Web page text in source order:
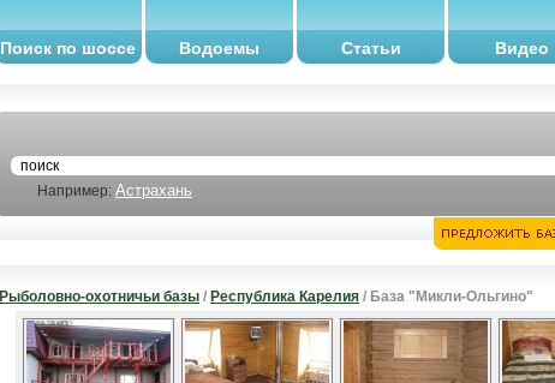
Поиск по шоссе Водоемы Статьи Видео
Например: Астрахань
Рыболовно-охотничьи базы / Республика Карелия / База "Микли-Ольгино"